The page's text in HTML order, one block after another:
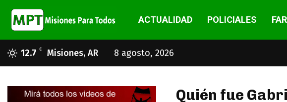
ACTUALIDAD POLICIALES
12.7 C Misiones, AR 8 agosto, 2026
Quién fue